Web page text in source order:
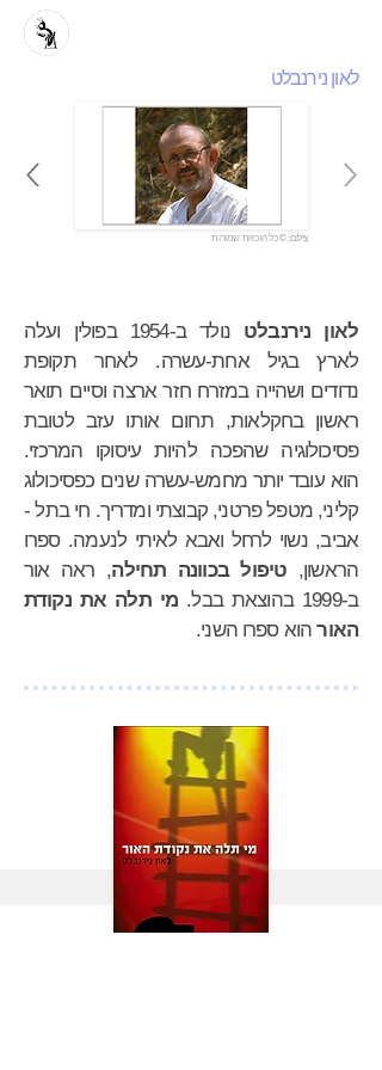
לאון נירנבלט
צילום: © כל הזכויות שמורות
לאון נירנבלט
נולד ב-1954 בפולין ועלה
לארץ בגיל אחת-עשרה. לאחר תקופת
נדודים ושהייה במזרח חזר ארצה וסיים תואר
ראשון בחקלאות, תחום אותו עזב לטובת
פסיכולוגיה שהפכה להיות עיסוקו המרכזי.
הוא עובד יותר מחמש-עשרה שנים כפסיכולוג
קליני, מטפל פרטני, קבוצתי ומדריך. חי בתל -
אביב, נשוי לרחל ואבא לאיתי לנעמה. ספרו
הראשון, טיפול בכוונה תחילה, ראה אור
ב-1999 בהוצאת בבל.
מי תלה את נקודת
האורהוא ספרו השני.